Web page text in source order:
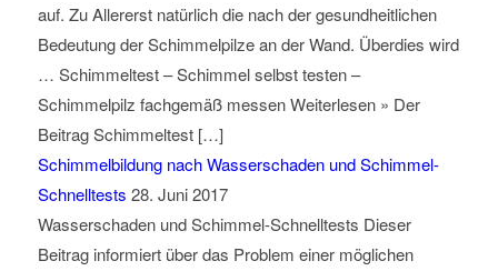
auf. Zu Allererst natürlich die nach der gesundheitlichen
Bedeutung der Schimmelpilze an der Wand. Überdies wird
… Schimmeltest – Schimmel selbst testen –
Schimmelpilz fachgemäß messen Weiterlesen » Der
Beitrag Schimmeltest […]
Schimmelbildung nach Wasserschaden und Schimmel-
Schnelltests 28. Juni 2017
Wasserschaden und Schimmel-Schnelltests Dieser
Beitrag informiert über das Problem einer möglichen